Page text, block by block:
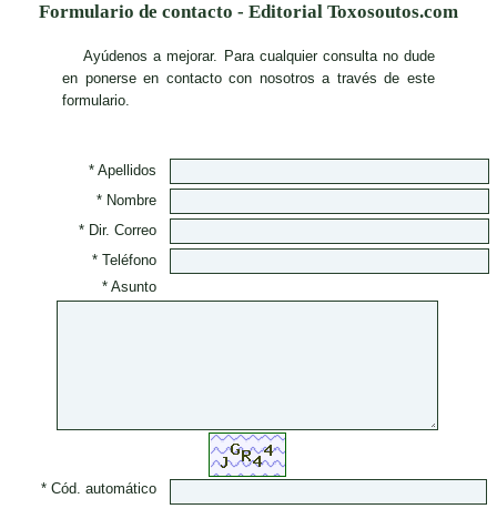
Formulario de contacto - Editorial Toxosoutos.com
Ayúdenos a mejorar. Para cualquier consulta no dude
en ponerse en contacto con nosotros a través de este
formulario.
* Apellidos
* Nombre
* Dir. Correo
* Teléfono
* Asunto
* Cód. automático